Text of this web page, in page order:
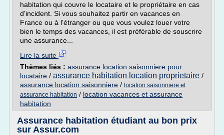
habitation qui couvre le locataire et le propriétaire en cas
d'incident. Si vous souhaitez partir en vacances en
France ou à l'étranger ou que vous voulez louer votre
bien le temps des vacances, il est préférable de souscrire
une assurance...
Lire la suite
Thèmes liés : assurance location saisonniere pour
locataire / assurance habitation location proprietaire /
assurance location saisonniere / location saisonniere et
assurance habitation / location vacances et assurance
habitation
Assurance habitation étudiant au bon prix
sur Assur.com